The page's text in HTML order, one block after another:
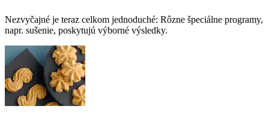
Nezvyčajné je teraz celkom jednoduché: Rôzne špeciálne programy,
napr. sušenie, poskytujú výborné výsledky.